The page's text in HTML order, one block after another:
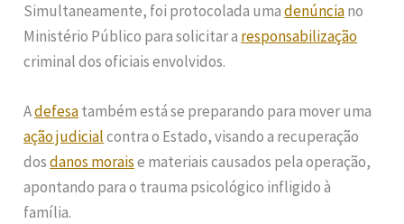
Simultaneamente, foi protocolada umadenúnciano
Ministério Público para solicitar a responsabilização
criminal dos oficiais envolvidos.
Adefesatambém está se preparando para mover uma
ação judicialcontra o Estado, visando a recuperação
dosdanos moraise materiais causados pela operação,
apontando para o trauma psicológico infligido à
família.